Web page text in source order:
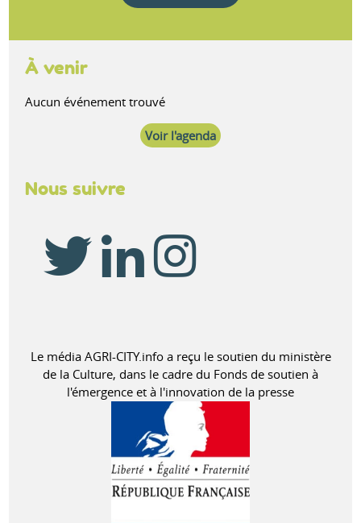
À venir
Aucun événement trouvé
Voir l'agenda
Nous suivre
Le média AGRI-CITY.info a reçu le soutien du ministère
de la Culture, dans le cadre du Fonds de soutien à
l'émergence et à l'innovation de la presse